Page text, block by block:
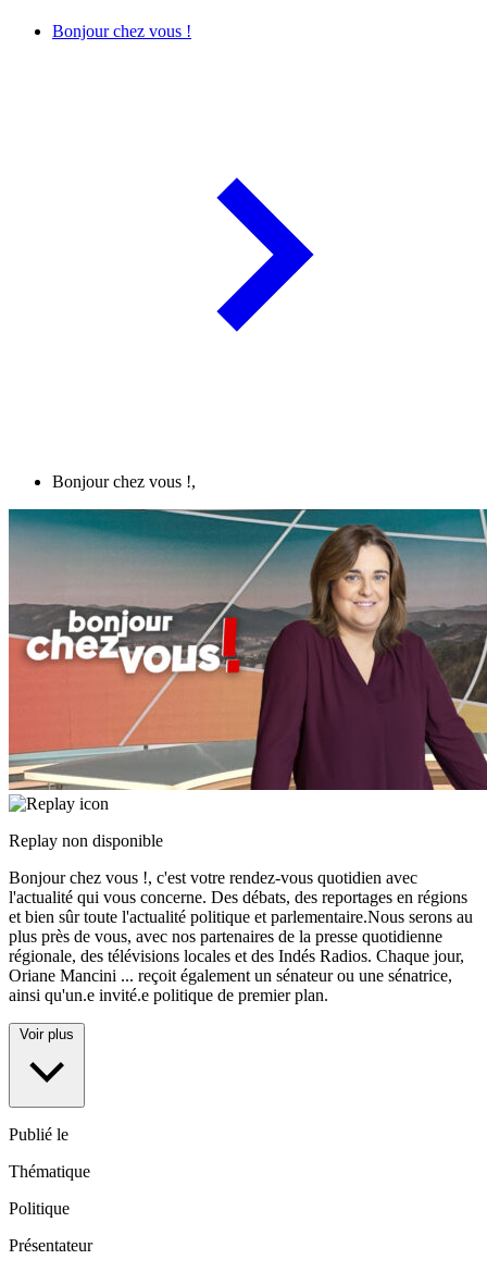
Bonjour chez vous !
Bonjour chez vous !,
Replay non disponible
Bonjour chez vous !, c'est votre rendez-vous quotidien avec
l'actualité qui vous concerne. Des débats, des reportages en régions
et bien sûr toute l'actualité politique et parlementaire.Nous serons au
plus près de vous, avec nos partenaires de la presse quotidienne
régionale, des télévisions locales et des Indés Radios. Chaque jour,
Oriane Mancini ... reçoit également un sénateur ou une sénatrice,
ainsi qu'un.e invité.e politique de premier plan.
Voir plus
Publié le
Thématique
Politique
Présentateur